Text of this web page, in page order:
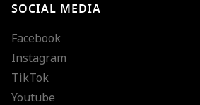
SOCIAL MEDIA
Facebook
Instagram
TikTok
Youtube